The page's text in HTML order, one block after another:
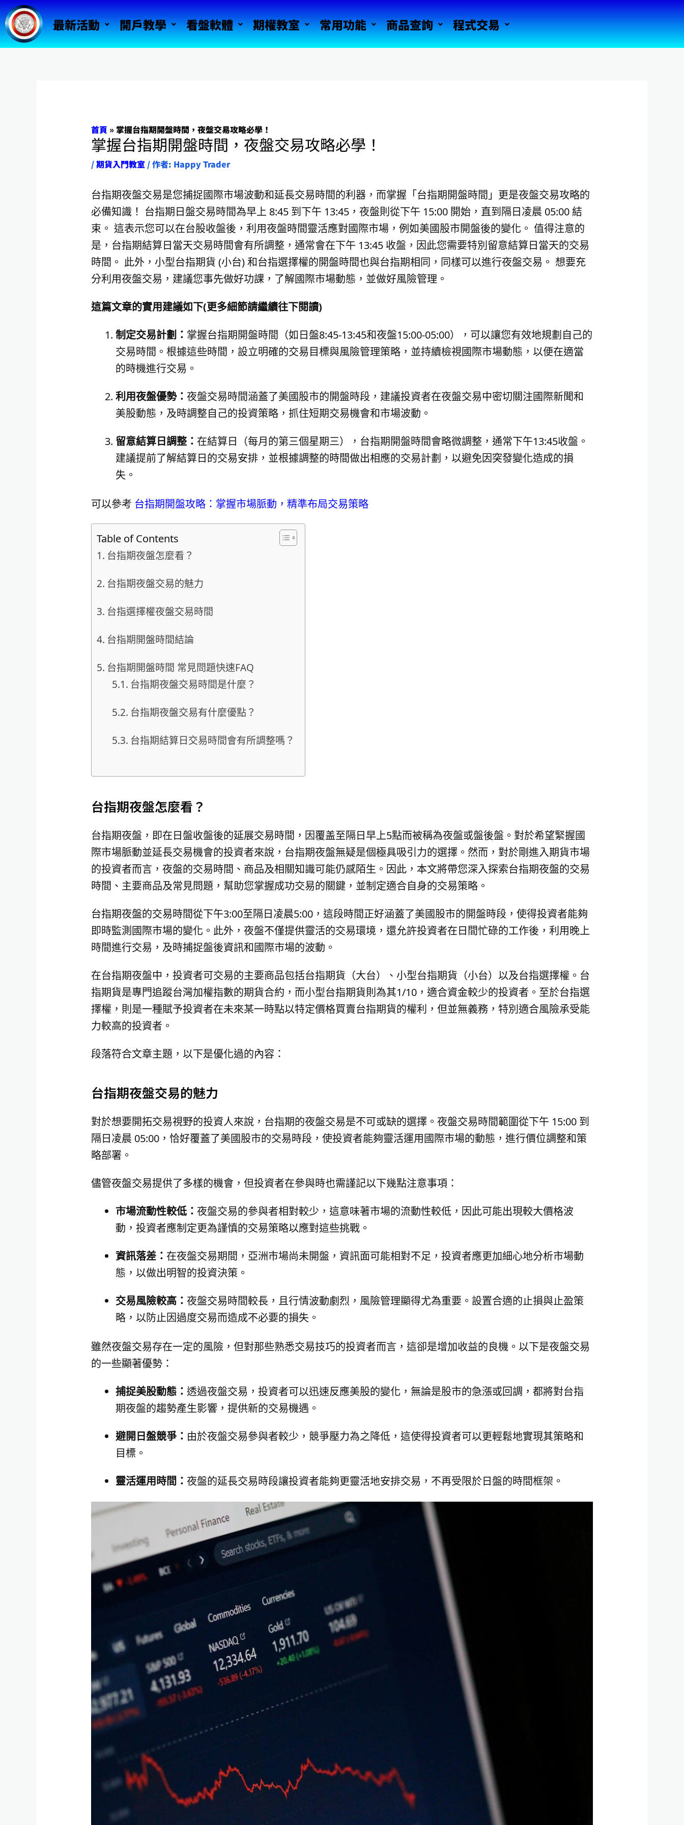
跳
至
主
最新活動 開戶教學 看盤軟體 期權教室 常用功能 商品查詢 程式交易
首頁 » 掌握台指期開盤時間，夜盤交易攻略必學！
掌握台指期開盤時間，夜盤交易攻略必學！
/期貨入門教室/ 作者: Happy Trader
台指期夜盤交易是您捕捉國際市場波動和延長交易時間的利器，而掌握「台指期開盤時間」更是夜盤交易攻略的
必備知識！ 台指期日盤交易時間為早上 8:45 到下午 13:45，夜盤則從下午 15:00 開始，直到隔日凌晨 05:00 結
束。 這表示您可以在台股收盤後，利用夜盤時間靈活應對國際市場，例如美國股市開盤後的變化。 值得注意的
是，台指期結算日當天交易時間會有所調整，通常會在下午 13:45 收盤，因此您需要特別留意結算日當天的交易
時間。 此外，小型台指期貨 (小台) 和台指選擇權的開盤時間也與台指期相同，同樣可以進行夜盤交易。 想要充
分利用夜盤交易，建議您事先做好功課，了解國際市場動態，並做好風險管理。
這篇文章的實用建議如下(更多細節請繼續往下閱讀)
制定交易計劃： 掌握台指期開盤時間（如日盤8:45-13:45和夜盤15:00-05:00），可以讓您有效地規劃自己的
交易時間。根據這些時間，設立明確的交易目標與風險管理策略，並持續檢視國際市場動態，以便在適當
的時機進行交易。
利用夜盤優勢： 夜盤交易時間涵蓋了美國股市的開盤時段，建議投資者在夜盤交易中密切關注國際新聞和
美股動態，及時調整自己的投資策略，抓住短期交易機會和市場波動。
留意結算日調整： 在結算日（每月的第三個星期三），台指期開盤時間會略微調整，通常下午13:45收盤。
建議提前了解結算日的交易安排，並根據調整的時間做出相應的交易計劃，以避免因突發變化造成的損
失。
可以參考 台指期開盤攻略：掌握市場脈動，精準布局交易策略
Table of Contents
台指期夜盤怎麼看？
台指期夜盤交易的魅力
台指選擇權夜盤交易時間
台指期開盤時間結論
台指期開盤時間 常見問題快速FAQ
台指期夜盤交易時間是什麼？
台指期夜盤交易有什麼優點？
台指期結算日交易時間會有所調整嗎？
台指期夜盤怎麼看？
台指期夜盤，即在日盤收盤後的延展交易時間，因覆盖至隔日早上5點而被稱為夜盤或盤後盤。對於希望緊握國
際市場脈動並延長交易機會的投資者來說，台指期夜盤無疑是個極具吸引力的選擇。然而，對於剛進入期貨市場
的投資者而言，夜盤的交易時間、商品及相關知識可能仍感陌生。因此，本文將帶您深入探索台指期夜盤的交易
時間、主要商品及常見問題，幫助您掌握成功交易的關鍵，並制定適合自身的交易策略。
台指期夜盤的交易時間從下午3:00至隔日凌晨5:00，這段時間正好涵蓋了美國股市的開盤時段，使得投資者能夠
即時監測國際市場的變化。此外，夜盤不僅提供靈活的交易環境，還允許投資者在日間忙碌的工作後，利用晚上
時間進行交易，及時捕捉盤後資訊和國際市場的波動。
在台指期夜盤中，投資者可交易的主要商品包括台指期貨（大台）、小型台指期貨（小台）以及台指選擇權。台
指期貨是專門追蹤台灣加權指數的期貨合約，而小型台指期貨則為其1/10，適合資金較少的投資者。至於台指選
擇權，則是一種賦予投資者在未來某一時點以特定價格買賣台指期貨的權利，但並無義務，特別適合風險承受能
力較高的投資者。
段落符合文章主題，以下是優化過的內容：
台指期夜盤交易的魅力
對於想要開拓交易視野的投資人來說，台指期的夜盤交易是不可或缺的選擇。夜盤交易時間範圍從下午 15:00 到
隔日凌晨 05:00，恰好覆蓋了美國股市的交易時段，使投資者能夠靈活運用國際市場的動態，進行價位調整和策
略部署。
儘管夜盤交易提供了多樣的機會，但投資者在參與時也需謹記以下幾點注意事項：
市場流動性較低： 夜盤交易的參與者相對較少，這意味著市場的流動性較低，因此可能出現較大價格波
動，投資者應制定更為謹慎的交易策略以應對這些挑戰。
資訊落差： 在夜盤交易期間，亞洲市場尚未開盤，資訊面可能相對不足，投資者應更加細心地分析市場動
態，以做出明智的投資決策。
交易風險較高： 夜盤交易時間較長，且行情波動劇烈，風險管理顯得尤為重要。設置合適的止損與止盈策
略，以防止因過度交易而造成不必要的損失。
雖然夜盤交易存在一定的風險，但對那些熟悉交易技巧的投資者而言，這卻是增加收益的良機。以下是夜盤交易
的一些顯著優勢：
捕捉美股動態： 透過夜盤交易，投資者可以迅速反應美股的變化，無論是股市的急漲或回調，都將對台指
期夜盤的趨勢產生影響，提供新的交易機遇。
避開日盤競爭： 由於夜盤交易參與者較少，競爭壓力為之降低，這使得投資者可以更輕鬆地實現其策略和
目標。
靈活運用時間： 夜盤的延長交易時段讓投資者能夠更靈活地安排交易，不再受限於日盤的時間框架。